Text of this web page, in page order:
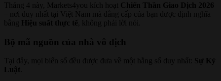
Tháng 4 này, Markets4you kích hoạt Chiến Thần Giao Dịch 2026
– nơi duy nhất tại Việt Nam mà đẳng cấp của bạn được định nghĩa
bằng Hiệu suất thực tế , không phải lời nói.
Bộ mã nguồn của nhà vô địch
Tại đây, mọi biến số đều được đưa về một hằng số duy nhất: Sự Kỷ
Luật